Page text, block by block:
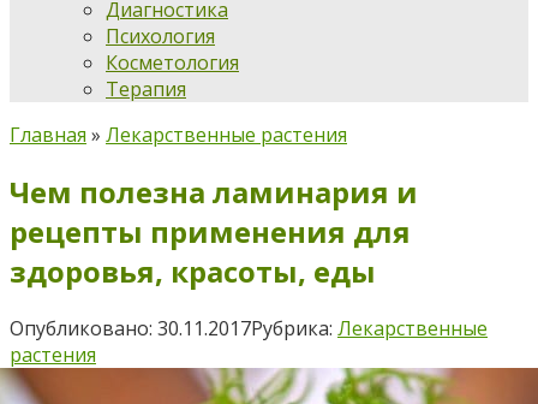
Диагностика
Психология
Косметология
Терапия
Главная » Лекарственные растения
Чем полезна ламинария и
рецепты применения для
здоровья, красоты, еды
Опубликовано: 30.11.2017Рубрика: Лекарственные
растения